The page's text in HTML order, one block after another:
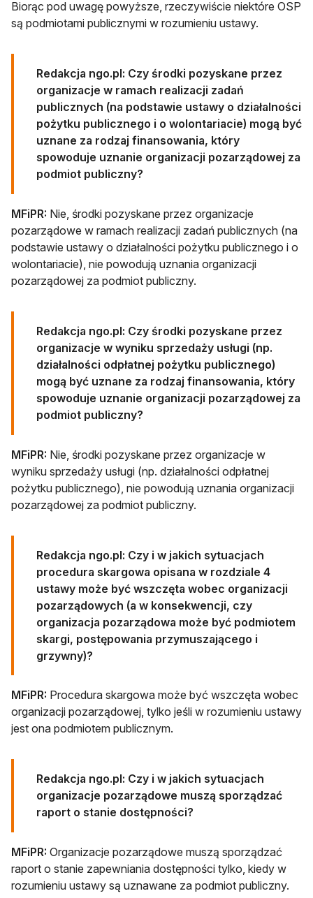
Biorąc pod uwagę powyższe, rzeczywiście niektóre OSP
są podmiotami publicznymi w rozumieniu ustawy.
Redakcja ngo.pl: Czy środki pozyskane przez
organizacje w ramach realizacji zadań
publicznych (na podstawie ustawy o działalności
pożytku publicznego i o wolontariacie) mogą być
uznane za rodzaj finansowania, który
spowoduje uznanie organizacji pozarządowej za
podmiot publiczny?
MFiPR: Nie, środki pozyskane przez organizacje
pozarządowe w ramach realizacji zadań publicznych (na
podstawie ustawy o działalności pożytku publicznego i o
wolontariacie), nie powodują uznania organizacji
pozarządowej za podmiot publiczny.
Redakcja ngo.pl: Czy środki pozyskane przez
organizacje w wyniku sprzedaży usługi (np.
działalności odpłatnej pożytku publicznego)
mogą być uznane za rodzaj finansowania, który
spowoduje uznanie organizacji pozarządowej za
podmiot publiczny?
MFiPR: Nie, środki pozyskane przez organizacje w
wyniku sprzedaży usługi (np. działalności odpłatnej
pożytku publicznego), nie powodują uznania organizacji
pozarządowej za podmiot publiczny.
Redakcja ngo.pl: Czy i w jakich sytuacjach
procedura skargowa opisana w rozdziale 4
ustawy może być wszczęta wobec organizacji
pozarządowych (a w konsekwencji, czy
organizacja pozarządowa może być podmiotem
skargi, postępowania przymuszającego i
grzywny)?
MFiPR: Procedura skargowa może być wszczęta wobec
organizacji pozarządowej, tylko jeśli w rozumieniu ustawy
jest ona podmiotem publicznym.
Redakcja ngo.pl: Czy i w jakich sytuacjach
organizacje pozarządowe muszą sporządzać
raport o stanie dostępności?
MFiPR: Organizacje pozarządowe muszą sporządzać
raport o stanie zapewniania dostępności tylko, kiedy w
rozumieniu ustawy są uznawane za podmiot publiczny.